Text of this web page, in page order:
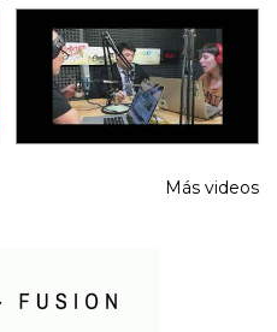
Más videos